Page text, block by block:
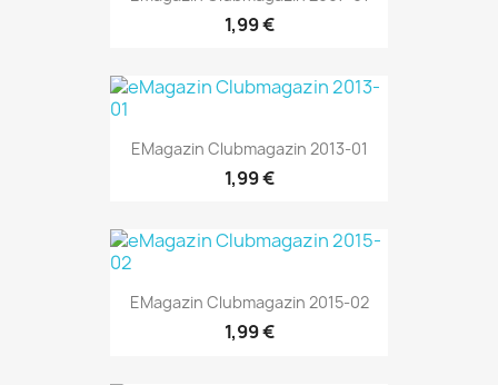
1,99 €
EMagazin Clubmagazin 2013-01
1,99 €
EMagazin Clubmagazin 2015-02
1,99 €